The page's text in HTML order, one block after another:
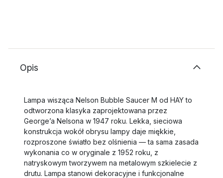
Opis
Lampa wisząca Nelson Bubble Saucer M od HAY to
odtworzona klasyka zaprojektowana przez
George’a Nelsona w 1947 roku. Lekka, sieciowa
konstrukcja wokół obrysu lampy daje miękkie,
rozproszone światło bez olśnienia — ta sama zasada
wykonania co w oryginale z 1952 roku, z
natryskowym tworzywem na metalowym szkielecie z
drutu. Lampa stanowi dekoracyjne i funkcjonalne